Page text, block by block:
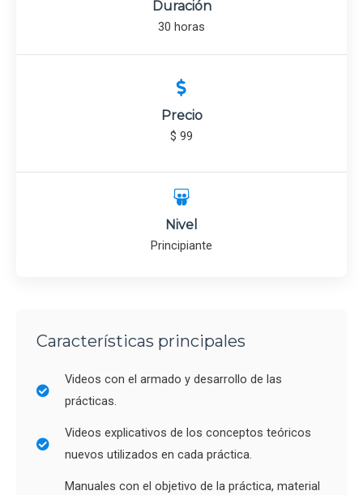
Duración
30 horas
Precio
$ 99
Nivel
Principiante
Características principales
Videos con el armado y desarrollo de las
prácticas.
Videos explicativos de los conceptos teóricos
nuevos utilizados en cada práctica.
Manuales con el objetivo de la práctica, material